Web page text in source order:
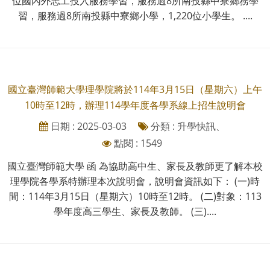
習，服務過8所南投縣中寮鄉小學，1,220位小學生。 ....
國立臺灣師範大學理學院將於114年3月15日（星期六）上午
10時至12時，辦理114學年度各學系線上招生說明會
日期 : 2025-03-03
分類 : 升學快訊、
點閱 : 1549
國立臺灣師範大學 函 為協助高中生、家長及教師更了解本校
理學院各學系特辦理本次說明會，說明會資訊如下： (一)時
間：114年3月15日（星期六）10時至12時。 (二)對象：113
學年度高三學生、家長及教師。 (三)....